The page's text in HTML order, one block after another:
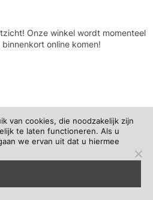
Onze winkel wordt momenteel
online komen!
van cookies, die noodzakelijk zijn
te laten functioneren. Als u
we ervan uit dat u hiermee